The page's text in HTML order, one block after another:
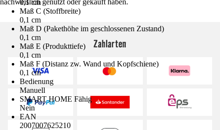
0,1 cm
Maß C (Stoffbreite)
0,1 cm
Maß D (Pakethöhe im geschlossenen Zustand)
0,1 cm
Maß E (Produkttiefe)
0,1 cm
Maß F (Distanz zw. Wand und Kopfschiene)
0,1 cm
Bedienung
Manuell
SMART HOME Fähig
Nein
EAN
2007007625210
nachweislich genutzt oder gekauft haben.
Zahlarten